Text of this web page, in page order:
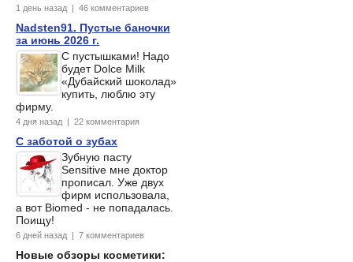
1 день назад | 46 комментариев
Nadsten91. Пустые баночки
за июнь 2026 г.
С пустышками! Надо
будет Dolce Milk
«Дубайский шоколад»
купить, люблю эту
фирму.
4 дня назад | 22 комментария
С заботой о зубах
Зубную пасту
Sensitive мне доктор
прописал. Уже двух
фирм использовала,
а вот Biomed - не попадалась.
Поищу!
6 дней назад | 7 комментариев
Новые обзоры косметики: